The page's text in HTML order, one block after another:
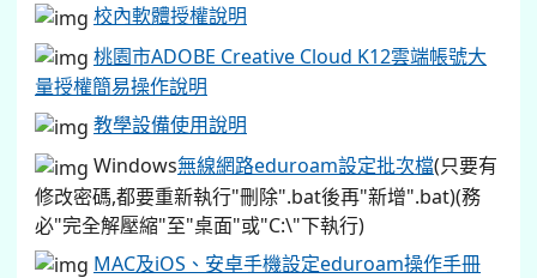
校內軟體授權說明
桃園市ADOBE Creative Cloud K12雲端帳號大
量授權簡易操作說明
教學設備使用說明
Windows無線網路eduroam設定批次檔(只要有
修改密碼,都要重新執行"刪除".bat後再"新增".bat)(務
必"完全解壓縮"至"桌面"或"C:\"下執行)
MAC及iOS、安卓手機設定eduroam操作手冊